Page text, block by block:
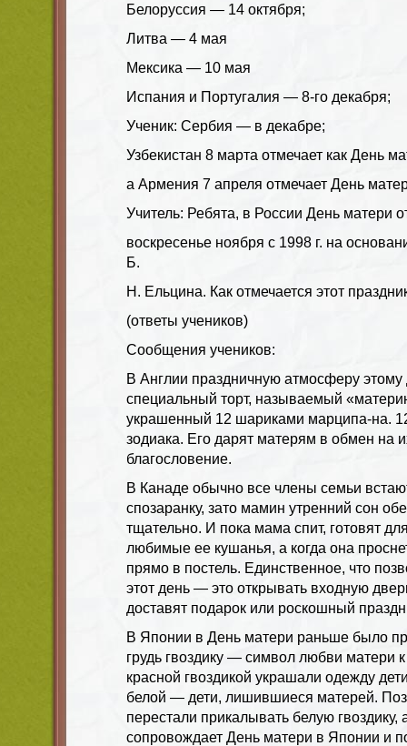
Белоруссия — 14 октября;
Литва — 4 мая
Мексика — 10 мая
Испания и Португалия — 8-го декабря;
Ученик: Сербия — в декабре;
Узбекистан 8 марта отмечает как День
а Армения 7 апреля отмечает День
Учитель: Ребята, в России День матери
воскресенье ноября с 1998 г. на
Б.
Н. Ельцина. Как отмечается этот
(ответы учеников)
Сообщения учеников:
В Англии праздничную атмосферу
специальный торт, называемый
украшенный 12 шариками марципа-на.
зодиака. Его дарят матерям в обмен на
благословение.
В Канаде обычно все члены семьи
спозаранку, зато мамин утренний сон
тщательно. И пока мама спит, готовят
любимые ее кушанья, а когда она
прямо в постель. Единственное, что
этот день — это открывать входную
доставят подарок или роскошный
В Японии в День матери раньше было
грудь гвоздику — символ любви матери
красной гвоздикой украшали одежду
белой — дети, лишившиеся матерей.
перестали прикалывать белую гвоздику,
сопровождает День матери в Японии и